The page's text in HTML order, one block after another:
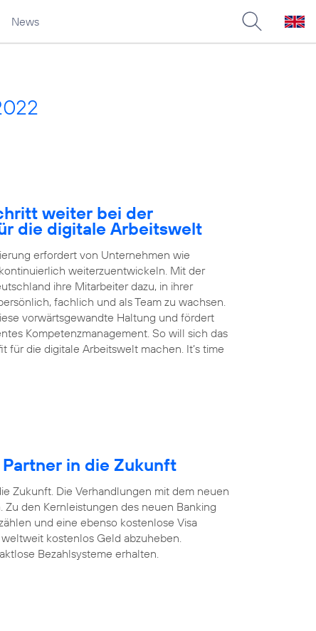
News
weiter bei der
die digitale Arbeitswelt
erfordert von Unternehmen wie
weiterzuentwickeln. Mit der
ihre Mitarbeiter dazu, in ihrer
fachlich und als Team zu wachsen.
vorwärtsgewandte Haltung und fördert
Kompetenzmanagement. So will sich das
die digitale Arbeitswelt machen. It’s time
in die Zukunft
Zukunft. Die Verhandlungen mit dem neuen
den Kernleistungen des neuen Banking
und eine ebenso kostenlose Visa
kostenlos Geld abzuheben.
Bezahlsysteme erhalten.